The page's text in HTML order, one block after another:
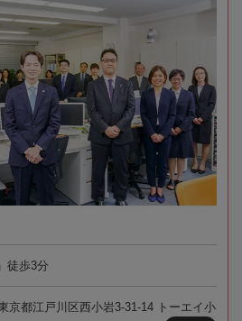
徒歩3分
京都江戸川区西小岩3-31-14 トーエイ小